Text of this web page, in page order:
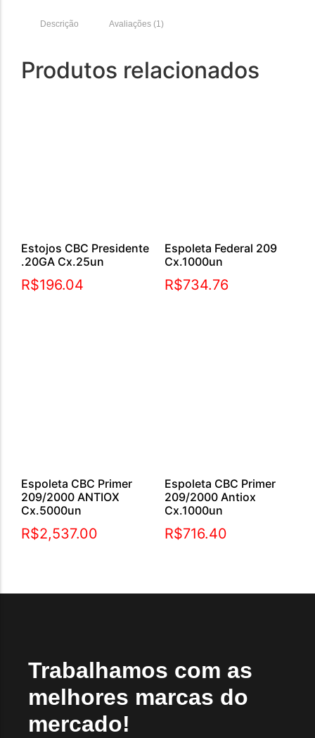
Descrição Avaliações (1)
Produtos relacionados
Estojos CBC Presidente
.20GA Cx.25un
R$196.04
Espoleta Federal 209
Cx.1000un
R$734.76
Espoleta CBC Primer
209/2000 ANTIOX
Cx.5000un
R$2,537.00
Espoleta CBC Primer
209/2000 Antiox
Cx.1000un
R$716.40
Trabalhamos com as
melhores marcas do
mercado!